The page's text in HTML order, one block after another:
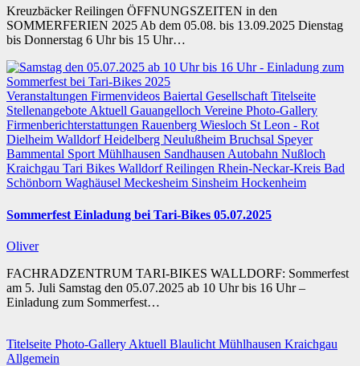
Kreuzbäcker Reilingen ÖFFNUNGSZEITEN in den
SOMMERFERIEN 2025 Ab dem 05.08. bis 13.09.2025 Dienstag
bis Donnerstag 6 Uhr bis 15 Uhr…
Veranstaltungen Firmenvideos Baiertal GesellschaftTitelseite
StellenangeboteAktuell Gauangelloch Vereine Photo-Gallery
Firmenberichterstattungen Rauenberg Wiesloch St Leon - Rot
Dielheim WalldorfHeidelberg Neulußheim Bruchsal Speyer
Bammental SportMühlhausen SandhausenAutobahn Nußloch
Kraichgau Tari Bikes WalldorfReilingen Rhein-Neckar-Kreis Bad
Schönborn Waghäusel Meckesheim Sinsheim Hockenheim
Sommerfest Einladung bei Tari-Bikes 05.07.2025
Oliver
FACHRADZENTRUM TARI-BIKES WALLDORF: Sommerfest
am 5. Juli Samstag den 05.07.2025 ab 10 Uhr bis 16 Uhr –
Einladung zum Sommerfest…
Titelseite Photo-Gallery Aktuell Blaulicht Mühlhausen Kraichgau
Allgemein